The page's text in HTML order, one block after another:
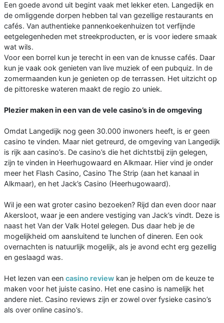
Een goede avond uit begint vaak met lekker eten. Langedijk en
de omliggende dorpen hebben tal van gezellige restaurants en
cafés. Van authentieke pannenkoekenhuizen tot verfijnde
eetgelegenheden met streekproducten, er is voor iedere smaak
wat wils.
Voor een borrel kun je terecht in een van de knusse cafés. Daar
kun je vaak ook genieten van live muziek of een pubquiz. In de
zomermaanden kun je genieten op de terrassen. Het uitzicht op
de pittoreske wateren maakt de regio zo uniek.
Plezier maken in een van de vele casino’s in de omgeving
Omdat Langedijk nog geen 30.000 inwoners heeft, is er geen
casino te vinden. Maar niet getreurd, de omgeving van Langedijk
is rijk aan casino’s. De casino’s die het dichtstbij zijn gelegen,
zijn te vinden in Heerhugowaard en Alkmaar. Hier vind je onder
meer het Flash Casino, Casino The Strip (aan het kanaal in
Alkmaar), en het Jack’s Casino (Heerhugowaard).
Wil je een wat groter casino bezoeken? Rijd dan even door naar
Akersloot, waar je een andere vestiging van Jack’s vindt. Deze is
naast het Van der Valk Hotel gelegen. Dus daar heb je de
mogelijkheid om aansluitend te lunchen of dineren. Een ook
overnachten is natuurlijk mogelijk, als je avond echt erg gezellig
en geslaagd was.
Het lezen van een casino review kan je helpen om de keuze te
maken voor het juiste casino. Het ene casino is namelijk het
andere niet. Casino reviews zijn er zowel over fysieke casino’s
als over online casino’s.